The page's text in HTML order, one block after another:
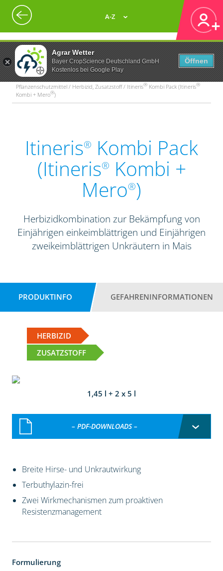
Agrar Wetter
Bayer CropScience Deutschland GmbH
Kostenlos bei Google Play
Öffnen
A-Z
Pflanzenschutzmittel / Herbizid, Zusatzstoff / Itineris® Kombi Pack (Itineris®
Kombi + Mero®)
Itineris® Kombi Pack
(Itineris® Kombi +
Mero®)
Herbizidkombination zur Bekämpfung von
Einjährigen einkeimblättrigen und Einjährigen
zweikeimblättrigen Unkräutern in Mais
PRODUKTINFO GEFAHRENINFORMATIONEN
HERBIZID
ZUSATZSTOFF
1,45 l + 2 x 5 l
– PDF-DOWNLOADS –
Breite Hirse- und Unkrautwirkung
Terbuthylazin-frei
Zwei Wirkmechanismen zum proaktiven
Resistenzmanagement
Formulierung